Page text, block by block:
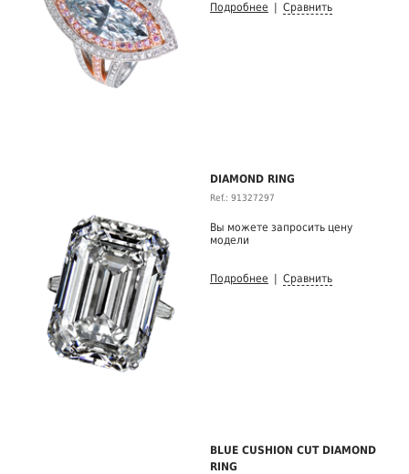
Подробнее Сравнить
DIAMOND RING
Ref.: 91327297
Вы можете запросить цену
модели
Подробнее Сравнить
BLUE CUSHION CUT DIAMOND
RING